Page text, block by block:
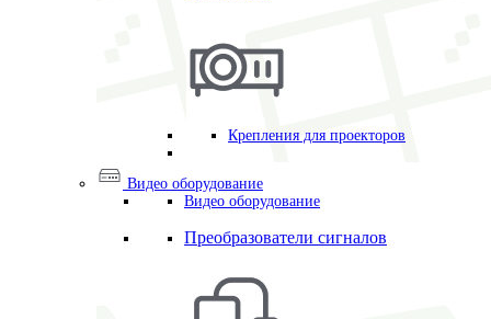
Крепления для проекторов
Видео оборудование
Видео оборудование
Преобразователи сигналов